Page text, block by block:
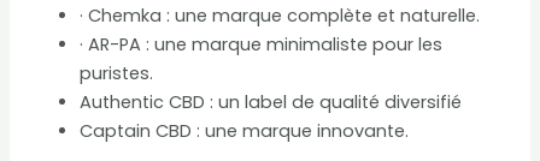
· Chemka : une marque complète et naturelle.
· AR-PA : une marque minimaliste pour les
puristes.
Authentic CBD : un label de qualité diversifié
Captain CBD : une marque innovante.